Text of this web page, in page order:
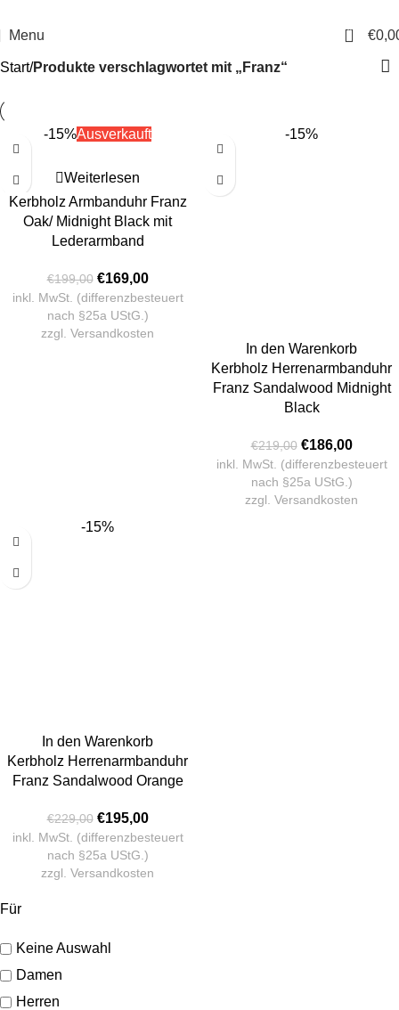
Menu 0 €
Für
Keine Auswahl
Damen
Herren
Start Produkte verschlagwortet mit „Franz“
-15%Ausverkauft
Weiterlesen
Kerbholz Armbanduhr Franz
Oak/ Midnight Black mit
Lederarmband
€199,00 €169,00
inkl. MwSt. (differenzbesteuert
nach §25a UStG.)
zzgl. Versandkosten
-15%
In den Warenkorb
Kerbholz Herrenarmbanduhr
Franz Sandalwood Midnight
Black
€219,00 €186,00
inkl. MwSt. (differenzbesteuert
nach §25a UStG.)
zzgl. Versandkosten
-15%
In den Warenkorb
Kerbholz Herrenarmbanduhr
Franz Sandalwood Orange
€229,00 €195,00
inkl. MwSt. (differenzbesteuert
nach §25a UStG.)
zzgl. Versandkosten